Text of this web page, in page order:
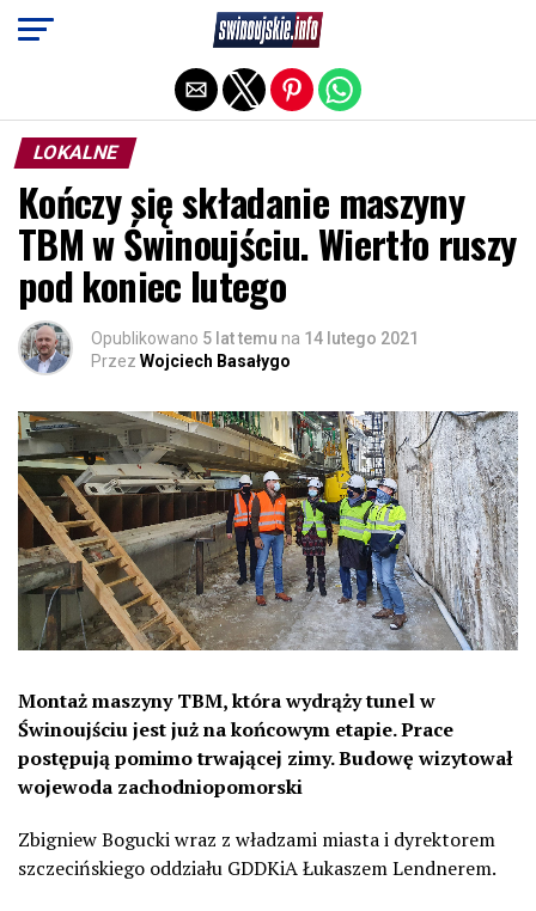
LOKALNE
Kończy się składanie maszyny
TBM w Świnoujściu. Wiertło ruszy
pod koniec lutego
Opublikowano 5 lat temu na 14 lutego 2021
Przez Wojciech Basałygo
Montaż maszyny TBM, która wydrąży tunel w
Świnoujściu jest już na końcowym etapie. Prace
postępują pomimo trwającej zimy. Budowę wizytował
wojewoda zachodniopomorski
Zbigniew Bogucki wraz z władzami miasta i dyrektorem
szczecińskiego oddziału GDDKiA Łukaszem Lendnerem.
Exit mobile version